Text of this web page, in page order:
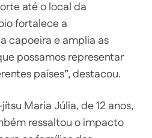
até o local da
fortalece a
capoeira e amplia as
possamos representar
países”, destacou.
Maria Júlia, de 12 anos,
ressaltou o impacto